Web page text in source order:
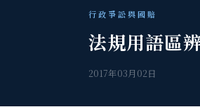
行政爭訟與國賠
法規用語區
2017年03月02日